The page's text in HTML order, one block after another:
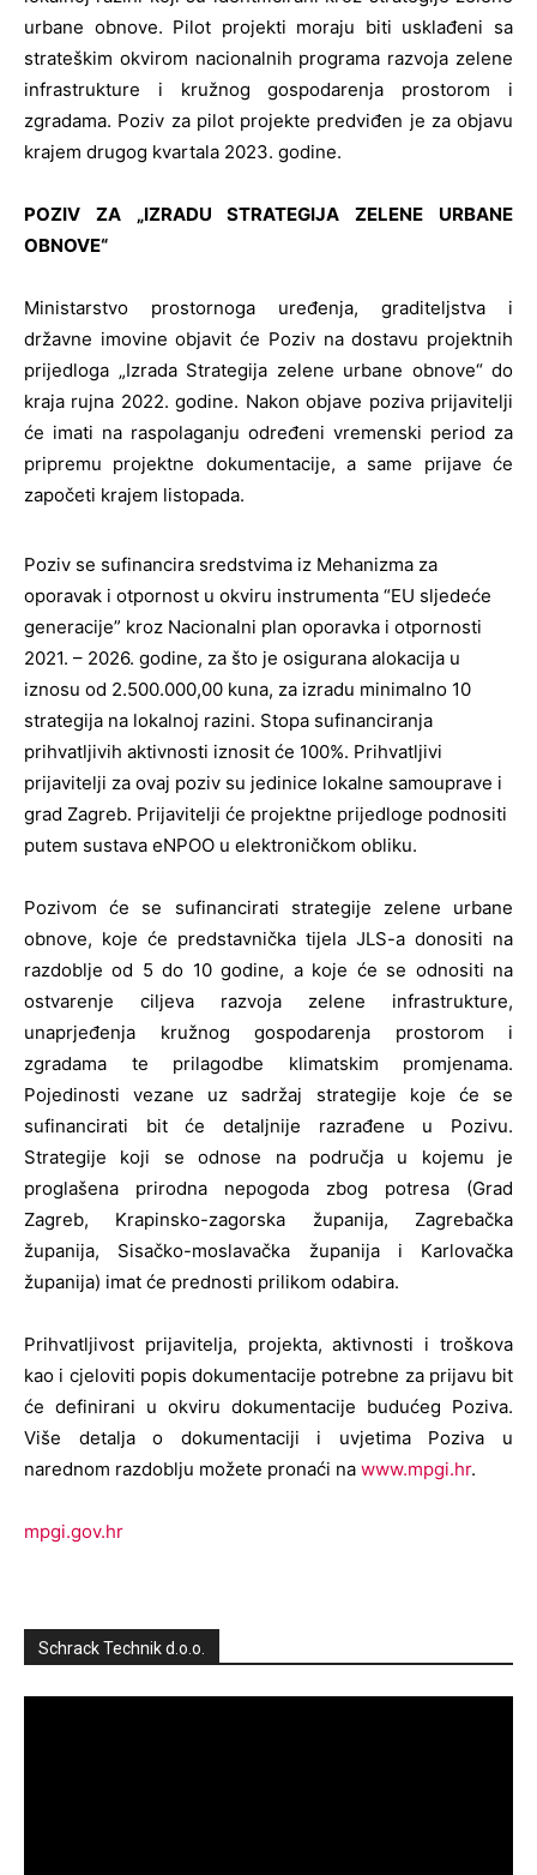
urbane obnove. Pilot projekti moraju biti usklađeni sa
strateškim okvirom nacionalnih programa razvoja zelene
infrastrukture i kružnog gospodarenja prostorom i
zgradama. Poziv za pilot projekte predviđen je za objavu
krajem drugog kvartala 2023. godine.
POZIV ZA „IZRADU STRATEGIJA ZELENE URBANE
OBNOVE“
Ministarstvo prostornoga uređenja, graditeljstva i
državne imovine objavit će Poziv na dostavu projektnih
prijedloga „Izrada Strategija zelene urbane obnove“ do
kraja rujna 2022. godine. Nakon objave poziva prijavitelji
će imati na raspolaganju određeni vremenski period za
pripremu projektne dokumentacije, a same prijave će
započeti krajem listopada.
Poziv se sufinancira sredstvima iz Mehanizma za
oporavak i otpornost u okviru instrumenta “EU sljedeće
generacije” kroz Nacionalni plan oporavka i otpornosti
2021. – 2026. godine, za što je osigurana alokacija u
iznosu od 2.500.000,00 kuna, za izradu minimalno 10
strategija na lokalnoj razini. Stopa sufinanciranja
prihvatljivih aktivnosti iznosit će 100%. Prihvatljivi
prijavitelji za ovaj poziv su jedinice lokalne samouprave i
grad Zagreb. Prijavitelji će projektne prijedloge podnositi
putem sustava eNPOO u elektroničkom obliku.
Pozivom će se sufinancirati strategije zelene urbane
obnove, koje će predstavnička tijela JLS-a donositi na
razdoblje od 5 do 10 godine, a koje će se odnositi na
ostvarenje ciljeva razvoja zelene infrastrukture,
unaprjeđenja kružnog gospodarenja prostorom i
zgradama te prilagodbe klimatskim promjenama.
Pojedinosti vezane uz sadržaj strategije koje će se
sufinancirati bit će detaljnije razrađene u Pozivu.
Strategije koji se odnose na područja u kojemu je
proglašena prirodna nepogoda zbog potresa (Grad
Zagreb, Krapinsko-zagorska županija, Zagrebačka
županija, Sisačko-moslavačka županija i Karlovačka
županija) imat će prednosti prilikom odabira.
Prihvatljivost prijavitelja, projekta, aktivnosti i troškova
kao i cjeloviti popis dokumentacije potrebne za prijavu bit
će definirani u okviru dokumentacije budućeg Poziva.
Više detalja o dokumentaciji i uvjetima Poziva u
narednom razdoblju možete pronaći na www.mpgi.hr.
mpgi.gov.hr
Schrack Technik d.o.o.